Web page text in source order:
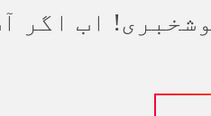
اب اگر